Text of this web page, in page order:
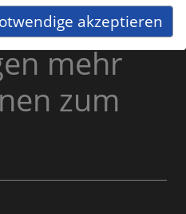
mehr
zum
akzeptieren